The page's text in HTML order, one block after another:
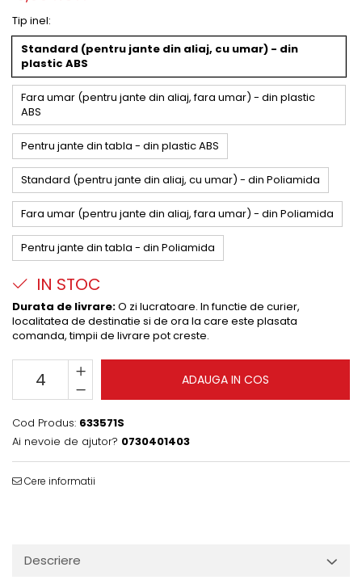
Tip inel:
Standard (pentru jante din aliaj, cu umar) - din
plastic ABS
Fara umar (pentru jante din aliaj, fara umar) - din plastic
ABS
Pentru jante din tabla - din plastic ABS
Standard (pentru jante din aliaj, cu umar) - din Poliamida
Fara umar (pentru jante din aliaj, fara umar) - din Poliamida
Pentru jante din tabla - din Poliamida
IN STOC
Durata de livrare:O zi lucratoare. In functie de curier,
localitatea de destinatie si de ora la care este plasata
comanda, timpii de livrare pot creste.
ADAUGA IN COS
Cod Produs: 633571S
Ai nevoie de ajutor? 0730401403
Cere informatii
Descriere